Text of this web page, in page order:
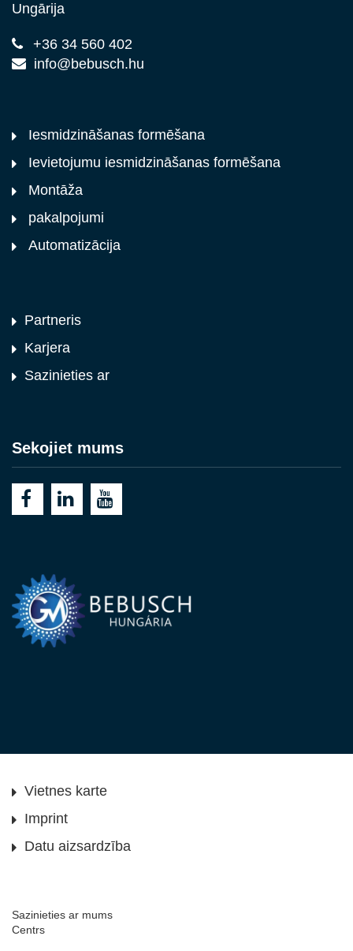
Ungārija
+36 34 560 402
info@bebusch.hu
Iesmidzināšanas formēšana
Ievietojumu iesmidzināšanas formēšana
Montāža
pakalpojumi
Automatizācija
Partneris
Karjera
Sazinieties ar
Sekojiet mums
Vietnes karte
Imprint
Datu aizsardzība
Sazinieties ar mums
Centrs